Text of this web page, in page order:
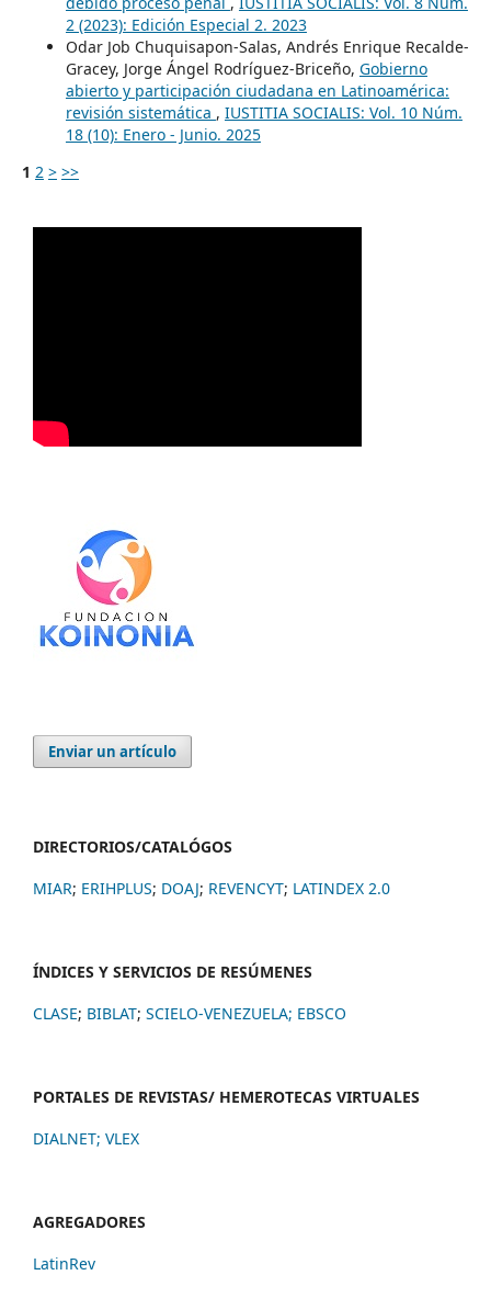
2 (2023): Edición Especial 2. 2023
Odar Job Chuquisapon-Salas, Andrés Enrique Recalde-
Gracey, Jorge Ángel Rodríguez-Briceño, Gobierno
abierto y participación ciudadana en Latinoamérica:
revisión sistemática , IUSTITIA SOCIALIS: Vol. 10 Núm.
18 (10): Enero - Junio. 2025
1 2 > >>
Enviar un artículo
DIRECTORIOS/CATALÓGOS
MIAR; ERIHPLUS; DOAJ; REVENCYT; LATINDEX 2.0
ÍNDICES Y SERVICIOS DE RESÚMENES
CLASE; BIBLAT; SCIELO-VENEZUELA; EBSCO
PORTALES DE REVISTAS/ HEMEROTECAS VIRTUALES
DIALNET; VLEX
AGREGADORES
LatinRev